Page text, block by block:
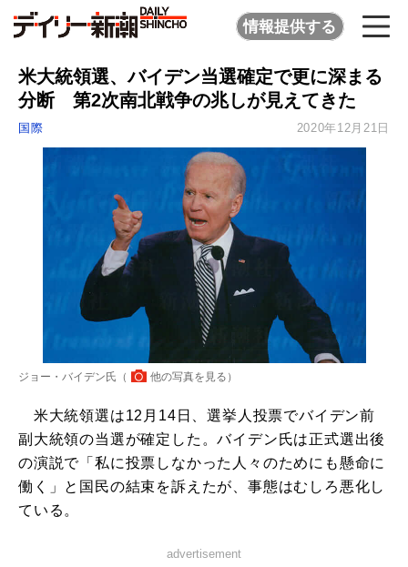
情報提供する
米大統領選、バイデン当選確定で更に深まる
分断 第2次南北戦争の兆しが見えてきた
国際 2020年12月21日
ジョー・バイデン氏（ 他の写真を見る ）
米大統領選は12月14日、選挙人投票でバイデン前
副大統領の当選が確定した。バイデン氏は正式選出後
の演説で「私に投票しなかった人々のためにも懸命に
働く」と国民の結束を訴えたが、事態はむしろ悪化し
ている。
advertisement